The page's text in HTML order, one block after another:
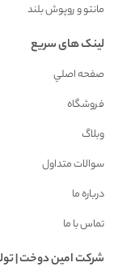
مانتو و روپوش بلند
لینک های سریع
صفحه اصلي
فروشگاه
وبلاگ
سوالات متداول
درباره ما
تماس با ما
شرکت امين دوخت |